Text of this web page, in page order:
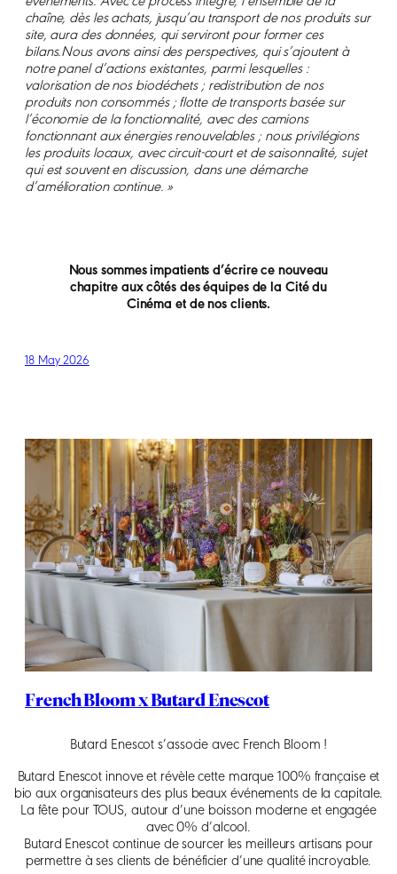
événements. Avec ce process intégré, l’ensemble de la
chaîne, dès les achats, jusqu’au transport de nos produits sur
site, aura des données, qui serviront pour former ces
bilans.Nous avons ainsi des perspectives, qui s’ajoutent à
notre panel d’actions existantes, parmi lesquelles :
valorisation de nos biodéchets ; redistribution de nos
produits non consommés ; flotte de transports basée sur
l’économie de la fonctionnalité, avec des camions
fonctionnant aux énergies renouvelables ; nous privilégions
les produits locaux, avec circuit-court et de saisonnalité, sujet
qui est souvent en discussion, dans une démarche
d’amélioration continue. »
Nous sommes impatients d’écrire ce nouveau
chapitre aux côtés des équipes de la Cité du
Cinéma et de nos clients.
18 May 2026
French Bloom x Butard Enescot
Butard Enescot s’associe avec French Bloom !
Butard Enescot innove et révèle cette marque 100% française et
bio aux organisateurs des plus beaux événements de la capitale.
La fête pour TOUS, autour d’une boisson moderne et engagée
avec 0% d’alcool.
Butard Enescot continue de sourcer les meilleurs artisans pour
permettre à ses clients de bénéficier d’une qualité incroyable.